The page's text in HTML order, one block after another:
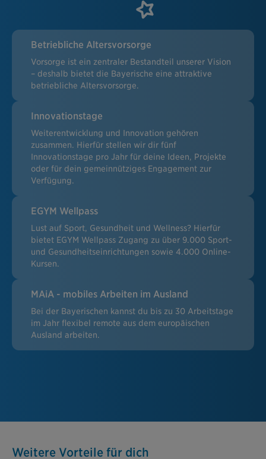
Betriebliche Altersvorsorge
Vorsorge ist ein zentraler Bestandteil unserer Vision
– deshalb bietet die Bayerische eine attraktive
betriebliche Altersvorsorge.
Innovationstage
Weiterentwicklung und Innovation gehören
zusammen. Hierfür stellen wir dir fünf
Innovationstage pro Jahr für deine Ideen, Projekte
oder für dein gemeinnütziges Engagement zur
Verfügung.
EGYM Wellpass
Lust auf Sport, Gesundheit und Wellness? Hierfür
bietet EGYM Wellpass Zugang zu über 9.000 Sport-
und Gesundheitseinrichtungen sowie 4.000 Online-
Kursen.
MAiA - mobiles Arbeiten im Ausland
Bei der Bayerischen kannst du bis zu 30 Arbeitstage
im Jahr flexibel remote aus dem europäischen
Ausland arbeiten.
Weitere Vorteile für dich